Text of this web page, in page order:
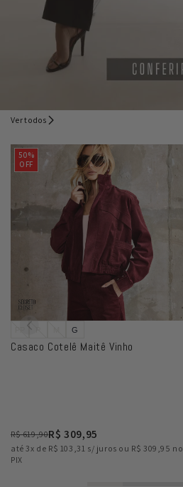
Ver todos
50%
OFF
G
Casaco Cotelê Maitê Vinho
R$ 619,90R$ 309,95
até 3x de R$ 103,31 s/ juros ou R$ 309,95 no
PIX